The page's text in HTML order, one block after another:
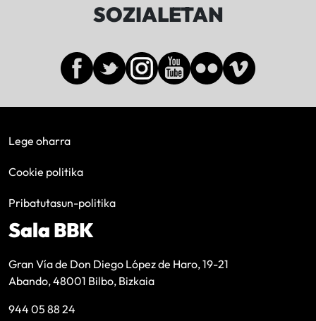
SOZIALETAN
Lege oharra
Cookie politika
Pribatutasun-politika
Sala BBK
Gran Vía de Don Diego López de Haro, 19-21
Abando, 48001 Bilbo, Bizkaia
944 05 88 24